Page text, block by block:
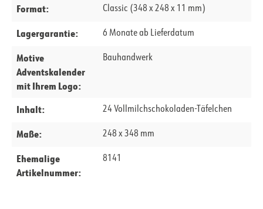
Format: Classic (348 x 248 x 11 mm)
Lagergarantie: 6 Monate ab Lieferdatum
Motive
Adventskalender
mit Ihrem Logo:
Bauhandwerk
Inhalt: 24 Vollmilchschokoladen-Täfelchen
Maße: 248 x 348 mm
Ehemalige
Artikelnummer:
8141